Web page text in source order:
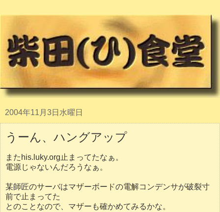
2004年11月3日水曜日
うーん、ハングアップ
またhis.luky.org止まってたなぁ。
電源じゃないんだろうなぁ。
某師匠のサーバはマザーボードの電解コンデンサが破裂寸
前で止まってた
とのことなので、マザーも確かめてみるかな。